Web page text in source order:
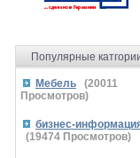
Популярные
Мебель (20011
Просмотров)
бизнес-
(19474 Просмотров)